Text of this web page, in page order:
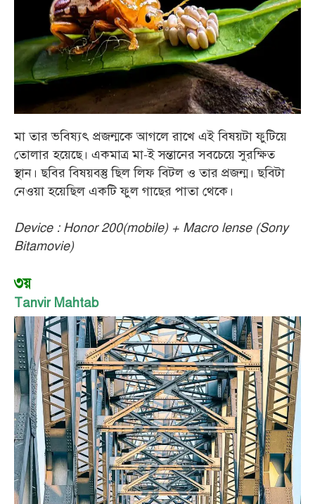
মা তার ভবিষ্যৎ প্রজন্মকে আগলে রাখে এই বিষয়টা ফুটিয়ে
তোলার হয়েছে। একমাত্র মা-ই সন্তানের সবচেয়ে সুরক্ষিত
স্থান। ছবির বিষয়বস্তু ছিল লিফ বিটল ও তার প্রজন্ম। ছবিটা
নেওয়া হয়েছিল একটি ফুল গাছের পাতা থেকে।
Device : Honor 200(mobile) + Macro lense (Sony
Bitamovie)
৩য়
Tanvir Mahtab